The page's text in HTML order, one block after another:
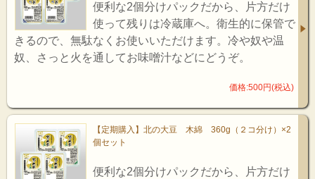
便利な2個分けパックだから、片方だけ
使って残りは冷蔵庫へ。衛生的に保管で
きるので、無駄なくお使いいただけます。冷や奴や温
奴、さっと火を通してお味噌汁などにどうぞ。
価格:500円(税込)
【定期購入】北の大豆 木綿 360g（２コ分け）×2
個セット
便利な2個分けパックだから、片方だけ